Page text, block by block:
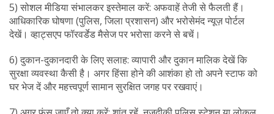
5) सोशल मीडिया संभालकर इस्तेमाल करें: अफवाहें तेजी से फैलती हैं।
आधिकारिक घोषणा (पुलिस, जिला प्रशासन) और भरोसेमंद न्यूज़ पोर्टल
देखें। व्हाट्सएप फॉरवर्डेड मैसेज पर भरोसा करने से बचें।
6) दुकान-दुकानदारी के लिए सलाह: व्यापारी और दुकान मालिक देखें कि
सुरक्षा व्यवस्था कैसी है। अगर हिंसा होने की आशंका हो तो अपने स्टाफ को
घर भेज दें और महत्त्वपूर्ण सामान सुरक्षित जगह पर रखवाएं।